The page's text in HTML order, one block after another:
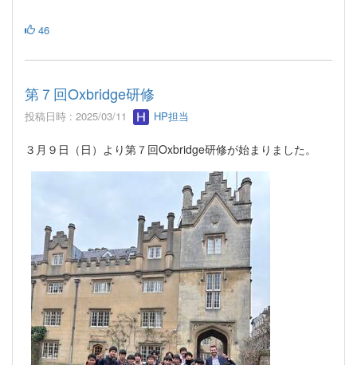
46
第７回Oxbridge研修
投稿日時 : 2025/03/11 HP担当
３月９日（日）より第７回Oxbridge研修が始まりました。